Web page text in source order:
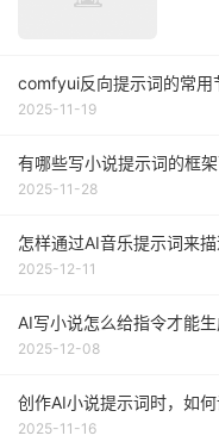
comfyui反向提示词的常用
2025-11-19
有哪些写小说提示词的框
2025-11-28
怎样通过AI音乐提示词来
2025-12-11
AI写小说怎么给指令才能
2025-12-08
创作AI小说提示词时，如
2025-11-16